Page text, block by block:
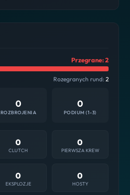
Przegrane: 2
Rozegranych rund: 2
0
ROZBROJENIA
0
PODIUM (1-3)
0
CLUTCH
0
PIERWSZA KREW
0
EKSPLOZJE
0
HOSTY